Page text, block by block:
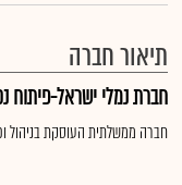
תיאור חברה
חברת נמלי ישראל-פיתוח
חברה ממשלתית העוסקת בניהול